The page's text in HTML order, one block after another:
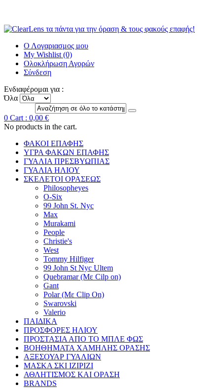
Ο Λογαριασμος μου
My Wishlist (0)
Ολοκλήρωση Αγορών
Σύνδεση
Ενδιαφέρομαι για :
Όλα
0 Cart : 0,00 €
No products in the cart.
ΦΑΚΟΙ ΕΠΑΦΗΣ
ΥΓΡΑ ΦΑΚΩΝ ΕΠΑΦΗΣ
ΓΥΑΛΙΑ ΠΡΕΣΒΥΩΠΙΑΣ
ΓΥΑΛΙΑ ΗΛΙΟΥ
ΣΚΕΛΕΤΟΙ ΟΡΑΣΕΩΣ
Philosopheyes
O-Six
99 John St. Nyc
Max
Murakami
People
Christie's
West
Tommy Hilfiger
99 John St Nyc Ultem
Quebramar (Με Cilp on)
Gant
Polar (Με Clip On)
Swarovski
Valerio
ΠΑΙΔΙΚΑ
ΠΡΟΣΦΟΡΕΣ ΗΛΙΟΥ
ΠΡΟΣΤΑΣΙΑ ΑΠΟ ΤΟ ΜΠΛΕ ΦΩΣ
ΒΟΗΘΗΜΑΤΑ ΧΑΜΗΛΗΣ ΟΡΑΣΗΣ
ΑΞΕΣΟΥΑΡ ΓΥΑΛΙΩΝ
ΜΑΣΚΑ ΣΚΙ IZIPIZI
ΑΘΛΗΤΙΣΜΟΣ ΚΑΙ ΟΡΑΣΗ
BRANDS